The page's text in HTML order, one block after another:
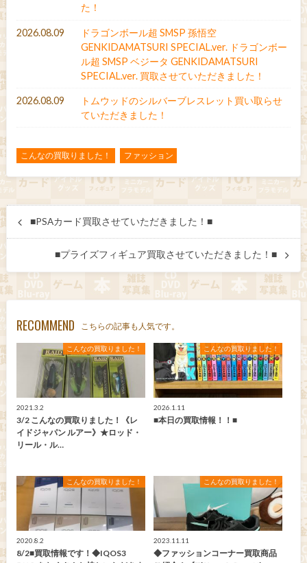
た！
2026.08.09
ドラゴンボール超 SMSP 孫悟空
GENKIDAMATSURI SPECIAL.ver. ドラゴンボー
ル超 SMSP ベジータ GENKIDAMATSURI
SPECIAL.ver. 買取させていただきました！
2026.08.09
トムウッドのシルバーブレスレット買い取らせ
ていただきました！
こんなの買取りました！ ファッション
■PSAカード買取させていただきました！■
■プライズフィギュア買取させていただきました！■
RECOMMEND こちらの記事も人気です。
こんなの買取りました！
2021.3.2
3/2 こんなの買取りました！《レ
イドジャパン ルアー》★ロッド・
リール・ル…
こんなの買取りました！
2026.1.11
■本日の買取情報！！■
こんなの買取りました！
2020.8.2
8/2■買取情報です！◆IQOS3
こんなの買取りました！
2023.11.11
◆ファッションコーナー買取商品